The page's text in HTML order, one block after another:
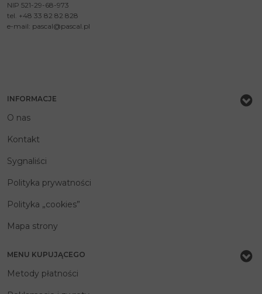
NIP 521-29-68-973
tel. +48 33 82 82 828
e-mail: pascal@pascal.pl
INFORMACJE
O nas
Kontakt
Sygnaliści
Polityka prywatności
Polityka „cookies”
Mapa strony
MENU KUPUJĄCEGO
Metody płatności